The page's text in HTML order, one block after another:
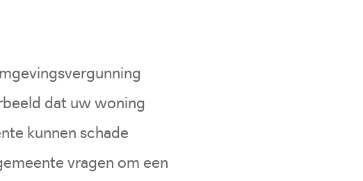
dat uw woning
kunnen schade
vragen om een